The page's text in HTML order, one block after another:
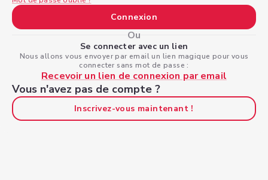
Connexion
Ou
Se connecter avec un lien
Nous allons vous envoyer par email un lien magique pour vous
connecter sans mot de passe :
Recevoir un lien de connexion par email
Vous n'avez pas de compte ?
Inscrivez-vous maintenant !